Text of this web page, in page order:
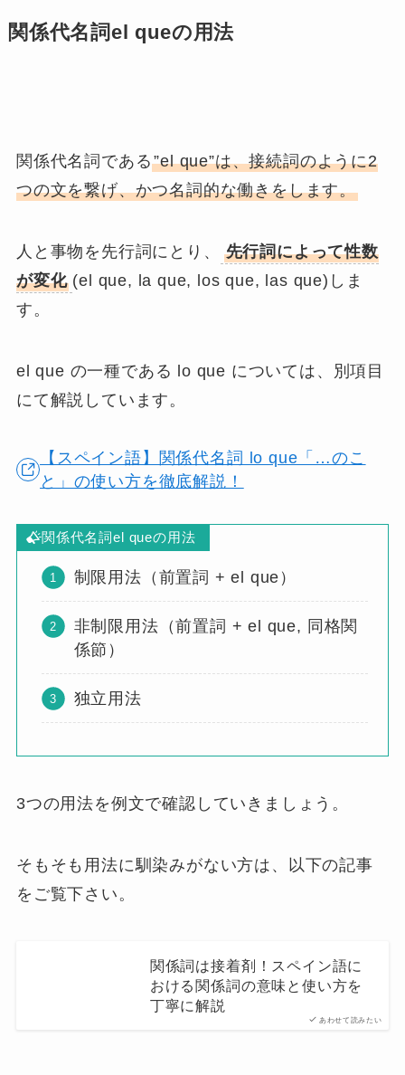
関係代名詞el queの用法
関係代名詞である”el que”は、接続詞のように2
つの文を繋げ、かつ名詞的な働きをします。
人と事物を先行詞にとり、
先行詞によって性数
が変化 (el que, la que, los que, las que)しま
す。
el que の一種である lo que については、別項目
にて解説しています。
【スペイン語】関係代名詞 lo que「…のこ
と」の使い方を徹底解説！
関係代名詞el queの用法
制限用法（前置詞 + el que）
非制限用法（前置詞 + el que, 同格関
係節）
独立用法
3つの用法を例文で確認していきましょう。
そもそも用法に馴染みがない方は、以下の記事
をご覧下さい。
あわせて読みたい
関係詞は接着剤！スペイン語に
おける関係詞の意味と使い方を
丁寧に解説